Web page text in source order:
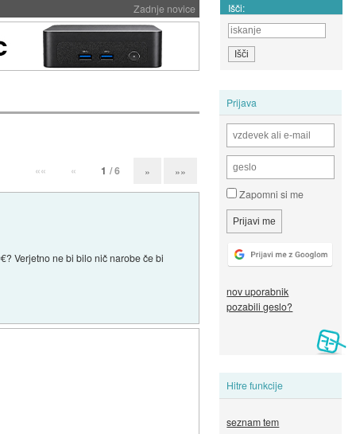
Zadnje novice Išči:
Prijava
Zapomni si me
nov uporabnik
pozabili geslo?
Hitre funkcije
seznam tem
«« « 1 / 6 » »»
Verjetno ne bi bilo nič narobe če bi